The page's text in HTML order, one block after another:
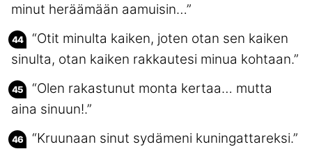
minut heräämään aamuisin…”
“Otit minulta kaiken, joten otan sen kaiken
sinulta, otan kaiken rakkautesi minua kohtaan.”
“Olen rakastunut monta kertaa… mutta
aina sinuun!.”
“Kruunaan sinut sydämeni kuningattareksi.”